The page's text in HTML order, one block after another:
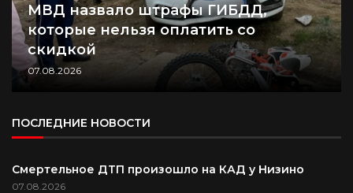
МВД назвало штрафы ГИБДД,
которые нельзя оплатить со
скидкой
07.08.2026
ПОСЛЕДНИЕ НОВОСТИ
Смертельное ДТП произошло на КАД у Низино
07.08.2026